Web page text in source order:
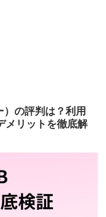
の評判は？利用
メリットを徹底解